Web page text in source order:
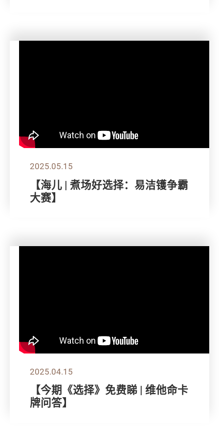
2025.05.15
【海儿 | 煮场好选择：易洁镬争霸
大赛】
2025.04.15
【今期《选择》免费睇 | 维他命卡
牌问答】